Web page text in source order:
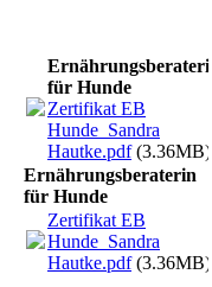
Ernährungsberaterin
für Hunde
Zertifikat EB
Hunde_Sandra
Hautke.pdf(3.36MB)
Ernährungsberaterin
für Hunde
Zertifikat EB
Hunde_Sandra
Hautke.pdf(3.36MB)